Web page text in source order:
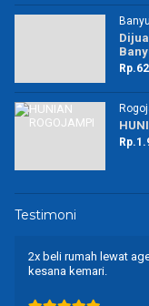
Testimoni
2x beli rumah lewat
kesana kemari.